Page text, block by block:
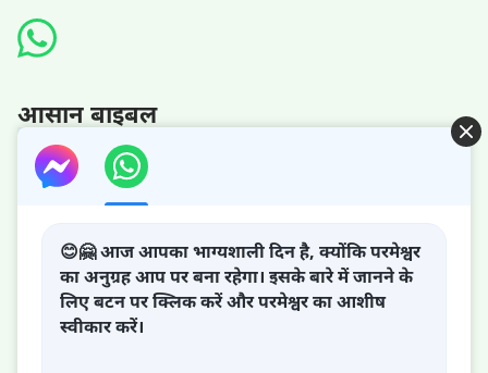
आसान बाइबल
परमेश्वर का राज्य आ गया है!
परमेश्वर का राज्य पृथ्वी पर आ गया है! क्या आप इसमें प्रवेश करना चाहते
😊🤗 आज आपका भाग्यशाली दिन है, क्योंकि परमेश्वर
का अनुग्रह आप पर बना रहेगा। इसके बारे में जानने के
लिए बटन पर क्लिक करें और परमेश्वर का आशीष
स्वीकार करें।